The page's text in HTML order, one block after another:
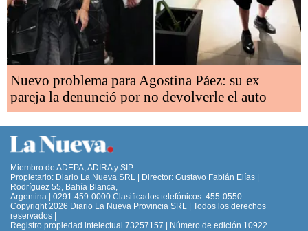
Nuevo problema para Agostina Páez: su ex
pareja la denunció por no devolverle el auto
Miembro de ADEPA, ADIRA y SIP
Propietario: Diario La Nueva SRL | Director: Gustavo Fabián Elías |
Rodríguez 55, Bahía Blanca,
Argentina | 0291 459-0000 Clasificados telefónicos: 455-0550
Copyright 2026 Diario La Nueva Provincia SRL | Todos los derechos
reservados |
Registro propiedad intelectual 73257157 | Número de edición 10922